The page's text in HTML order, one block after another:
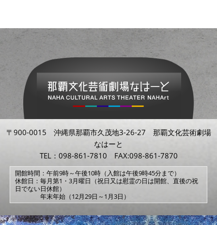
〒900-0015 沖縄県那覇市久茂地3-26-27 那覇文化芸術劇場
なはーと
TEL：098-861-7810 FAX:098-861-7870
開館時間：午前9時～午後10時（入館は午後9時45分まで）
休館日：毎月第1・3月曜日（祝日又は慰霊の日は開館、直後の祝
日でない日休館）
年末年始（12月29日～1月3日）